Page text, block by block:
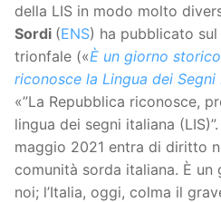
della LIS in modo molto
Sordi (ENS) ha pubblicato
trionfale («È un giorno
riconosce la Lingua dei Segni
«”La Repubblica riconosce,
lingua dei segni italiana (LIS)”.
maggio 2021 entra di diritto
comunità sorda italiana. È
noi; l’Italia, oggi, colma il